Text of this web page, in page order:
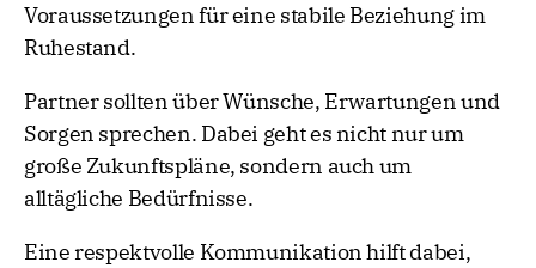
Voraussetzungen für eine stabile Beziehung im
Ruhestand.
Partner sollten über Wünsche, Erwartungen und
Sorgen sprechen. Dabei geht es nicht nur um
große Zukunftspläne, sondern auch um
alltägliche Bedürfnisse.
Eine respektvolle Kommunikation hilft dabei,